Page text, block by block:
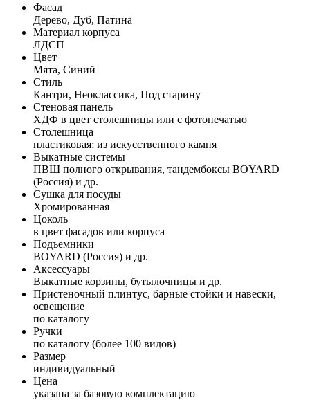
Фасад
Дерево, Дуб, Патина
Материал корпуса
ЛДСП
Цвет
Мята, Синий
Стиль
Кантри, Неоклассика, Под старину
Стеновая панель
ХДФ в цвет столешницы или с фотопечатью
Столешница
пластиковая; из искусственного камня
Выкатные системы
ПВШ полного открывания, тандембоксы BOYARD
(Россия) и др.
Сушка для посуды
Хромированная
Цоколь
в цвет фасадов или корпуса
Подъемники
BOYARD (Россия) и др.
Аксессуары
Выкатные корзины, бутылочницы и др.
Пристеночный плинтус, барные стойки и навески,
освещение
по каталогу
Ручки
по каталогу (более 100 видов)
Размер
индивидуальный
Цена
указана за базовую комплектацию